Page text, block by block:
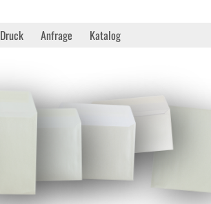
Druck Anfrage Katalog